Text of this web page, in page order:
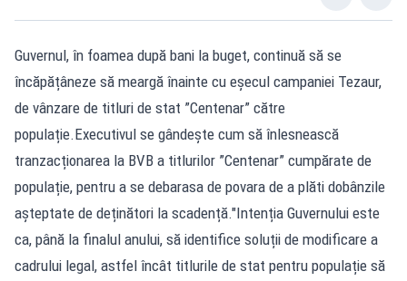
Guvernul, în foamea după bani la buget, continuă să se
încăpățâneze să meargă înainte cu eșecul campaniei Tezaur,
de vânzare de titluri de stat ”Centenar” către
populație.Executivul se gândește cum să înlesnească
tranzacționarea la BVB a titlurilor ”Centenar” cumpărate de
populație, pentru a se debarasa de povara de a plăti dobânzile
așteptate de deținători la scadență."Intenția Guvernului este
ca, până la finalul anului, să identifice soluții de modificare a
cadrului legal, astfel încât titlurile de stat pentru populație să